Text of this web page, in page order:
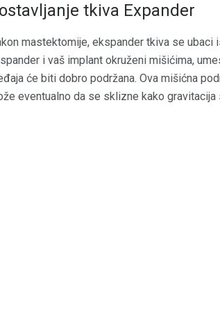
tkiva Expander
mastektomije, ekspander tkiva se
i vaš implant okruženi mišićima,
će biti dobro podržana. Ova mišićna
eventualno da se sklizne kako